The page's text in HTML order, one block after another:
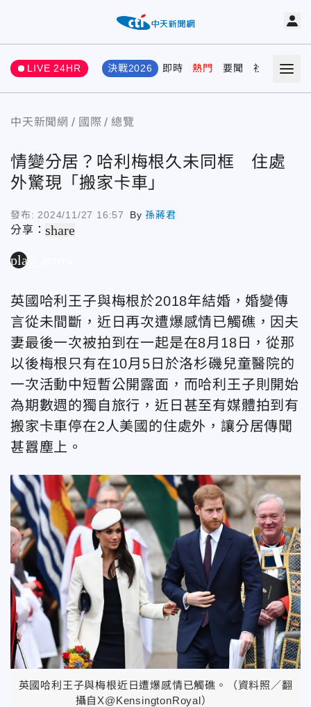
LIVE 24HR 決戰2026 即時 熱門 要聞 社會 娛樂
中天新聞網 國際 總覽
情變分居？哈利梅根久未同框 住處
外驚現「搬家卡車」
發布: 2024/11/27 16:57 By孫蔣君
分享：share
play_arrow
英國哈利王子與梅根於2018年結婚，婚變傳
言從未間斷，近日再次遭爆感情已觸礁，因夫
妻最後一次被拍到在一起是在8月18日，從那
以後梅根只有在10月5日於洛杉磯兒童醫院的
一次活動中短暫公開露面，而哈利王子則開始
為期數週的獨自旅行，近日甚至有媒體拍到有
搬家卡車停在2人美國的住處外，讓分居傳聞
甚囂塵上。
英國哈利王子與梅根近日遭爆感情已觸礁。（資料照／翻
攝自X@KensingtonRoyal）